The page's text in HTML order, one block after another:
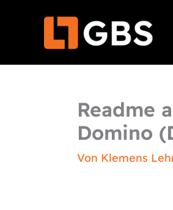
springen
Readme
Domino
Von Klemens